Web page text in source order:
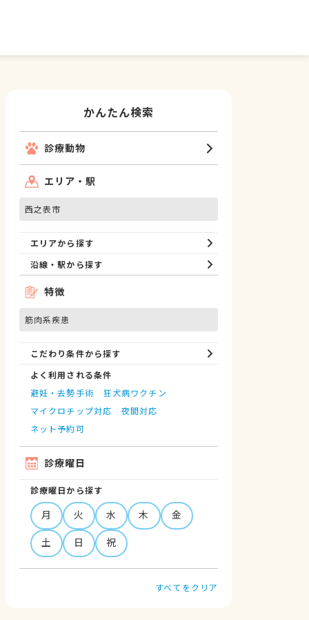
かんたん検索
診療動物
エリア・駅
西之表市
エリアから探す
沿線・駅から探す
特徴
筋肉系疾患
こだわり条件から探す
よく利用される条件
避妊・去勢手術
狂犬病ワクチン
マイクロチップ対応
夜間対応
ネット予約可
診療曜日
診療曜日から探す
月 火 水 木
金
土
日 祝
すべてをクリア